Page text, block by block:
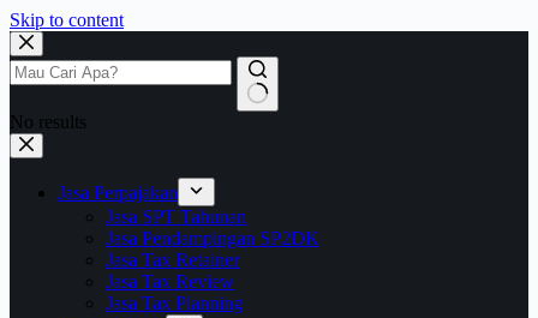
Skip to content
No results
Jasa Perpajakan
Jasa SPT Tahunan
Jasa Pendampingan SP2DK
Jasa Tax Retainer
Jasa Tax Review
Jasa Tax Planning